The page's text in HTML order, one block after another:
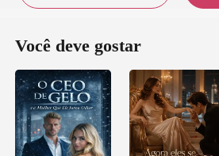
Você deve gostar